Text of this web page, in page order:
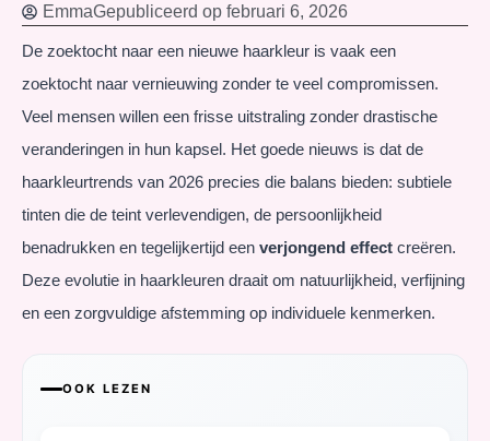
EmmaGepubliceerd op februari 6, 2026
De zoektocht naar een nieuwe haarkleur is vaak een
zoektocht naar vernieuwing zonder te veel compromissen.
Veel mensen willen een frisse uitstraling zonder drastische
veranderingen in hun kapsel. Het goede nieuws is dat de
haarkleurtrends van 2026 precies die balans bieden: subtiele
tinten die de teint verlevendigen, de persoonlijkheid
benadrukken en tegelijkertijd een verjongend effect creëren.
Deze evolutie in haarkleuren draait om natuurlijkheid, verfijning
en een zorgvuldige afstemming op individuele kenmerken.
OOK LEZEN